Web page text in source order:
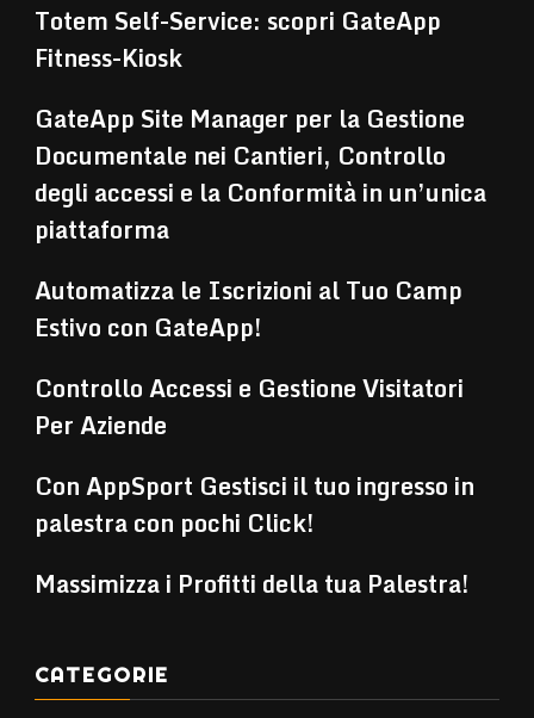
Totem Self-Service: scopri GateApp
Fitness-Kiosk
GateApp Site Manager per la Gestione
Documentale nei Cantieri, Controllo
degli accessi e la Conformità in un’unica
piattaforma
Automatizza le Iscrizioni al Tuo Camp
Estivo con GateApp!
Controllo Accessi e Gestione Visitatori
Per Aziende
Con AppSport Gestisci il tuo ingresso in
palestra con pochi Click!
Massimizza i Profitti della tua Palestra!
CATEGORIE